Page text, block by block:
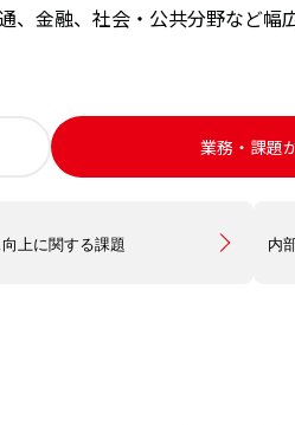
金融、社会・公共分野など
業務・課題
上に関する課題 内